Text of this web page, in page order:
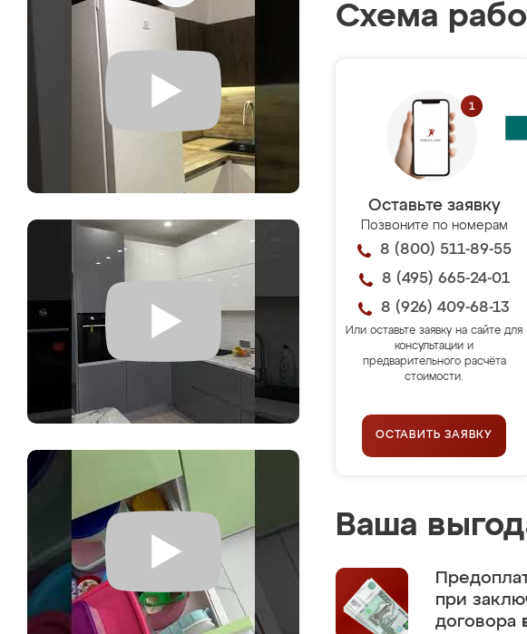
Схема
Оставьте заявку
Позвоните по номерам
8 (800) 511-89-55
8 (495) 665-24-01
8 (926) 409-68-13
Или оставьте заявку на сайте для
консультации и
предварительного расчёта
стоимости.
ОСТАВИТЬ ЗАЯВКУ
Ваша
при
договора